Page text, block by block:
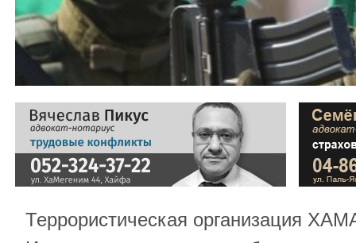
Террористическая организация